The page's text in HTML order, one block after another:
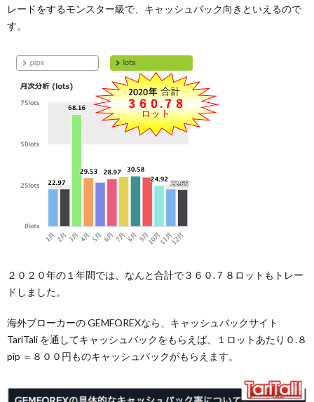
レードをするモンスター級で、キャッシュバック向きといえるので
す。
２０２０年の１年間では、なんと合計で３６０.７８ロットもトレー
ドしました。
海外ブローカーの GEMFOREXなら、キャッシュバックサイト
TariTali を通してキャッシュバックをもらえば、１ロットあたり０.８
pip ＝８００円ものキャッシュバックがもらえます。